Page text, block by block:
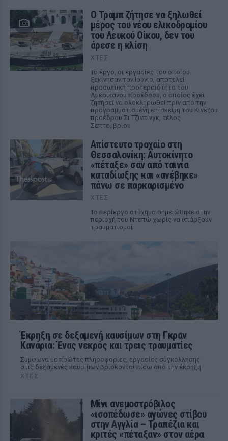
Ο Τραμπ ζήτησε να ξηλωθεί
μέρος του νέου ελικοδρομίου
του Λευκού Οίκου, δεν του
άρεσε η κλίση
ΧΤΕΣ
Το έργο, οι εργασίες του οποίου
ξεκίνησαν τον Ιούνιο, αποτελεί
προσωπική προτεραιότητα του
Αμερικανού προέδρου, ο οποίος έχει
ζητήσει να ολοκληρωθεί πριν από την
προγραμματισμένη επίσκεψη του Κινέζου
προέδρου Σι Τζινπίνγκ, τέλος
Σεπτεμβρίου
Απίστευτο τροχαίο στη
Θεσσαλονίκη: Αυτοκίνητο
«πέταξε» σαν από ταινία
καταδίωξης και «ανέβηκε»
πάνω σε παρκαρισμένο
ΧΤΕΣ
Το περίεργο ατύχημα σημειώθηκε στην
περιοχή του Ντεπώ χωρίς να υπάρξουν
τραυματισμοί
Έκρηξη σε δεξαμενή καυσίμων στη Γκραν
Κανάρια: Ένας νεκρός και τρεις τραυματίες
Σύμφωνα με πρώτες πληροφορίες, εργασίες συγκόλλησης
στις δεξαμενές καυσίμων βρίσκονται πίσω από την έκρηξη
ΧΤΕΣ
Μίνι ανεμοστρόβιλος
«ισοπέδωσε» αγώνες στίβου
στην Αγγλία – Τραπέζια και
κριτές «πέταξαν» στον αέρα